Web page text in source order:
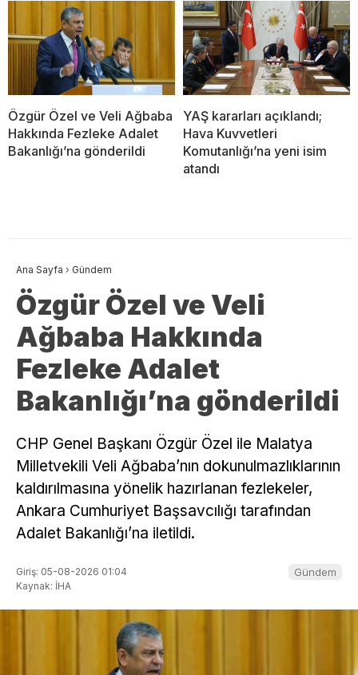
Özgür Özel ve Veli Ağbaba
Hakkında Fezleke Adalet
Bakanlığı’na gönderildi
YAŞ kararları açıklandı;
Hava Kuvvetleri
Komutanlığı’na yeni isim
atandı
Ana Sayfa › Gündem
Özgür Özel ve Veli
Ağbaba Hakkında
Fezleke Adalet
Bakanlığı’na gönderildi
CHP Genel Başkanı Özgür Özel ile Malatya
Milletvekili Veli Ağbaba’nın dokunulmazlıklarının
kaldırılmasına yönelik hazırlanan fezlekeler,
Ankara Cumhuriyet Başsavcılığı tarafından
Adalet Bakanlığı’na iletildi.
Giriş: 05-08-2026 01:04
Kaynak: İHA
Gündem